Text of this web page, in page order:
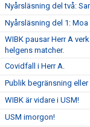
Nyårsläsning del två:
Nyårsläsning del 1:
WIBK pausar Herr A
helgens matcher.
Covidfall i Herr A.
Publik begränsning eller
WIBK är vidare i USM!
USM imorgon!